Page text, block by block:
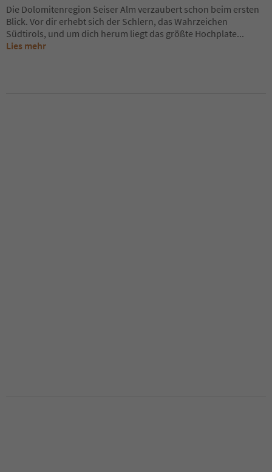
Die Dolomitenregion Seiser Alm verzaubert schon beim ersten
Blick. Vor dir erhebt sich der Schlern, das Wahrzeichen
Südtirols, und um dich herum liegt das größte Hochplate...
Lies mehr